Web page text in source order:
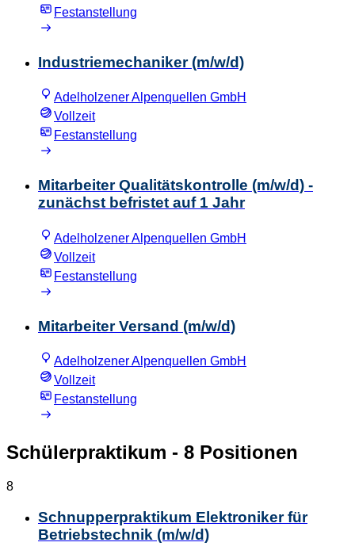
Festanstellung
Industriemechaniker (m/w/d)
Adelholzener Alpenquellen GmbH
Vollzeit
Festanstellung
Mitarbeiter Qualitätskontrolle (m/w/d) -
zunächst befristet auf 1 Jahr
Adelholzener Alpenquellen GmbH
Vollzeit
Festanstellung
Mitarbeiter Versand (m/w/d)
Adelholzener Alpenquellen GmbH
Vollzeit
Festanstellung
Schülerpraktikum - 8 Positionen
8
Schnupperpraktikum Elektroniker für
Betriebstechnik (m/w/d)